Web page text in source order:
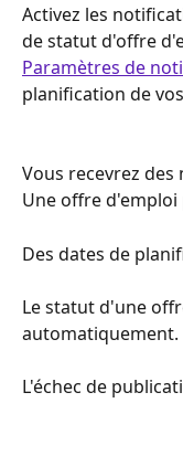
Activez les
de statut d'offre
Paramètres de
planification de
Vous recevrez
Une offre d'emploi
Des dates de
Le statut d'une
automatiquement.
L'échec de